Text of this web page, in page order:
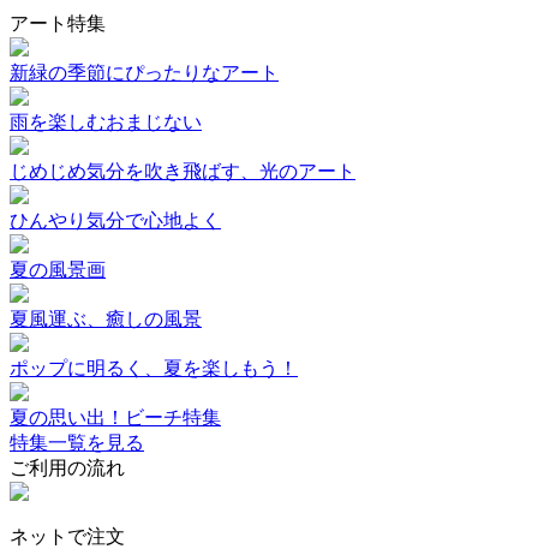
アート特集
新緑の季節にぴったりなアート
雨を楽しむおまじない
じめじめ気分を吹き飛ばす、光のアート
ひんやり気分で心地よく
夏の風景画
夏風運ぶ、癒しの風景
ポップに明るく、夏を楽しもう！
夏の思い出！ビーチ特集
特集一覧を見る
ご利用の流れ
ネットで注文